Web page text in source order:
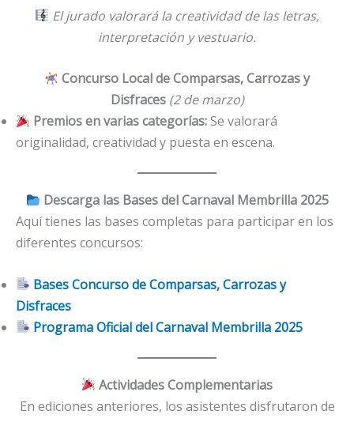
El jurado valorará la creatividad de las letras,
interpretación y vestuario.
Concurso Local de Comparsas, Carrozas y
Disfraces (2 de marzo)
Premios en varias categorías:Se valorará
originalidad, creatividad y puesta en escena.
Descarga las Bases del Carnaval Membrilla 2025
Aquí tienes las bases completas para participar en los
diferentes concursos:
Bases Concurso de Comparsas, Carrozas y
Disfraces
Programa Oficial del Carnaval Membrilla 2025
Actividades Complementarias
En ediciones anteriores, los asistentes disfrutaron de